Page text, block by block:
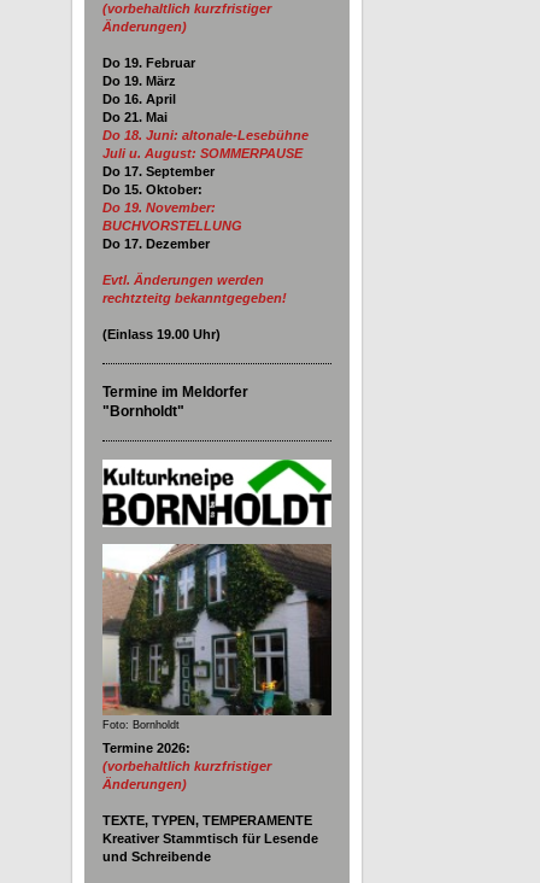
(vorbehaltlich kurzfristiger
Änderungen)
Do 19. Februar
Do 19. März
Do 16. April
Do 21. Mai
Do 18. Juni: altonale-Lesebühne
Juli u. August: SOMMERPAUSE
Do 17. September
Do 15. Oktober:
Do 19. November:
BUCHVORSTELLUNG
Do 17. Dezember
Evtl. Änderungen werden
rechtzteitg bekanntgegeben!
(Einlass 19.00 Uhr)
Termine im Meldorfer
"Bornholdt"
Foto: Bornholdt
Termine 2026:
(vorbehaltlich kurzfristiger
Änderungen)
TEXTE, TYPEN, TEMPERAMENTE
Kreativer Stammtisch für Lesende
und Schreibende